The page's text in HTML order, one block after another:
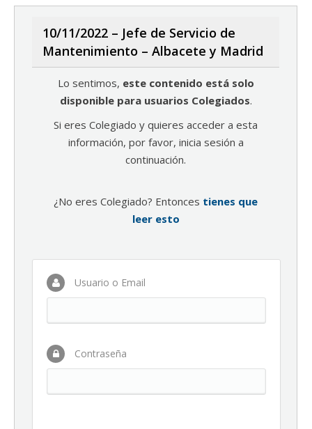
10/11/2022 – Jefe de Servicio de
Mantenimiento – Albacete y Madrid
Lo sentimos, este contenido está solo
disponible para usuarios Colegiados.
Si eres Colegiado y quieres acceder a esta
información, por favor, inicia sesión a
continuación.
¿No eres Colegiado? Entonces tienes que
leer esto
Usuario o Email
Contraseña